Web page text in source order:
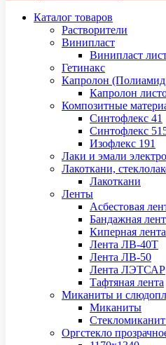
Каталог товаров
Растворители
Винипласт
Винипласт
Гетинакс
Капролон
Капролон
Композитные
Синтофлекс 41
Синтофлекс
Изофлекс 191
Лаки и эмали
Лакоткани,
Лакоткани
Ленты
Асбестовая
Бандажная
Киперная лента
Лента ЛВ-40Т
Лента ЛВ-50
Лента ЛЭТСАР
Тафтяная лента
Миканиты и
Миканиты
Оргстекло